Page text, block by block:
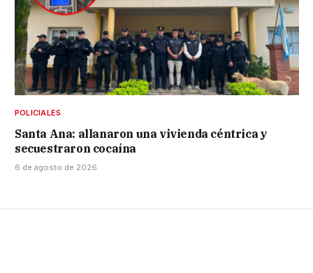
POLICIALES
Santa Ana: allanaron una vivienda céntrica y
secuestraron cocaína
6 de agosto de 2026